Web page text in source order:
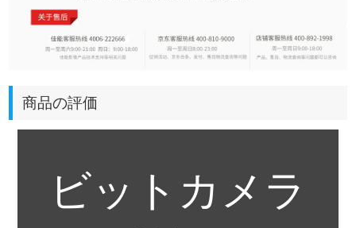
商品の評価
ビットカメラ